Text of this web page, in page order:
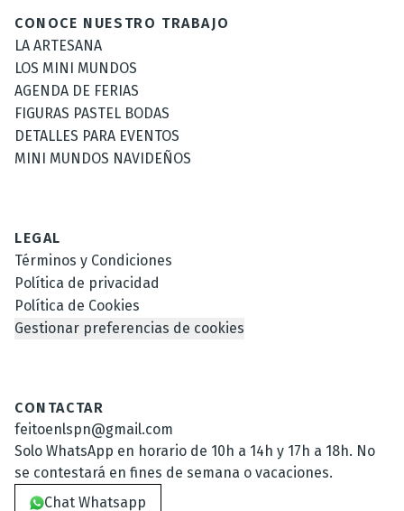
CONOCE NUESTRO TRABAJO
LA ARTESANA
LOS MINI MUNDOS
AGENDA DE FERIAS
FIGURAS PASTEL BODAS
DETALLES PARA EVENTOS
MINI MUNDOS NAVIDEÑOS
LEGAL
Términos y Condiciones
Política de privacidad
Política de Cookies
Gestionar preferencias de cookies
CONTACTAR
feitoenlspn@gmail.com
Solo WhatsApp en horario de 10h a 14h y 17h a 18h. No
se contestará en fines de semana o vacaciones.
Chat Whatsapp